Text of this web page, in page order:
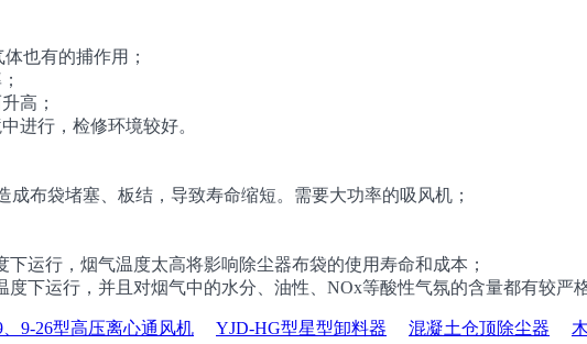
也有的捕作用；
高；
行，检修环境较好。
布袋堵塞、板结，导致寿命缩短。需要大功率的吸风机；
行，烟气温度太高将影响除尘器布袋的使用寿命和成本；
运行，并且对烟气中的水分、油性、NOx等酸性气氛的含量都有较严格
、9-26型高压离心通风机 YJD-HG型星型卸料器 混凝土仓顶除尘器